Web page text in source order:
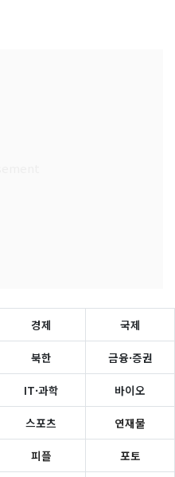
경제 국제
북한 금융·증권
IT·과학 바이오
스포츠 연재물
피플 포토